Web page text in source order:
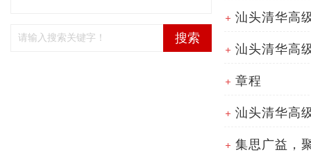
搜索
汕头清华高
汕头清华高
章程